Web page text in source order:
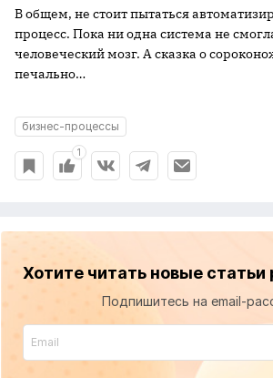
В общем, не стоит пытаться
процесс. Пока ни одна система не
человеческий мозг. А сказка о
печально…
бизнес-процессы
1
Хотите читать новые статьи
Подпишитесь на email-